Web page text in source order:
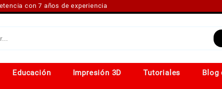
con 7 años de experiencia
Educación Impresión 3D Tutoriales Blog